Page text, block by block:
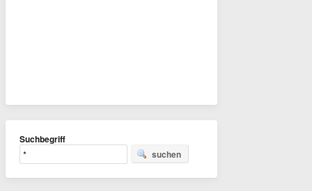
Suchbegriff
suchen